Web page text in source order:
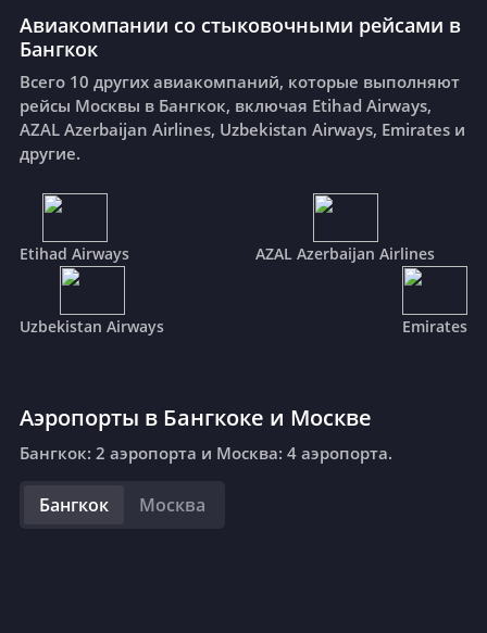
Авиакомпании со стыковочными рейсами в
Бангкок
Всего 10 других авиакомпаний, которые выполняют
рейсы Москвы в Бангкок, включая Etihad Airways,
AZAL Azerbaijan Airlines, Uzbekistan Airways, Emirates и
другие.
Etihad Airways AZAL Azerbaijan Airlines
Uzbekistan Airways Emirates
Аэропорты в Бангкоке и Москве
Бангкок: 2 аэропорта и Москва: 4 аэропорта.
Бангкок Москва